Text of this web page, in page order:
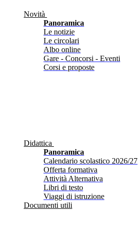
Novità
Panoramica
Le notizie
Le circolari
Albo online
Gare - Concorsi - Eventi
Corsi e proposte
Didattica
Panoramica
Calendario scolastico 2026/27
Offerta formativa
Attività Alternativa
Libri di testo
Viaggi di istruzione
Documenti utili